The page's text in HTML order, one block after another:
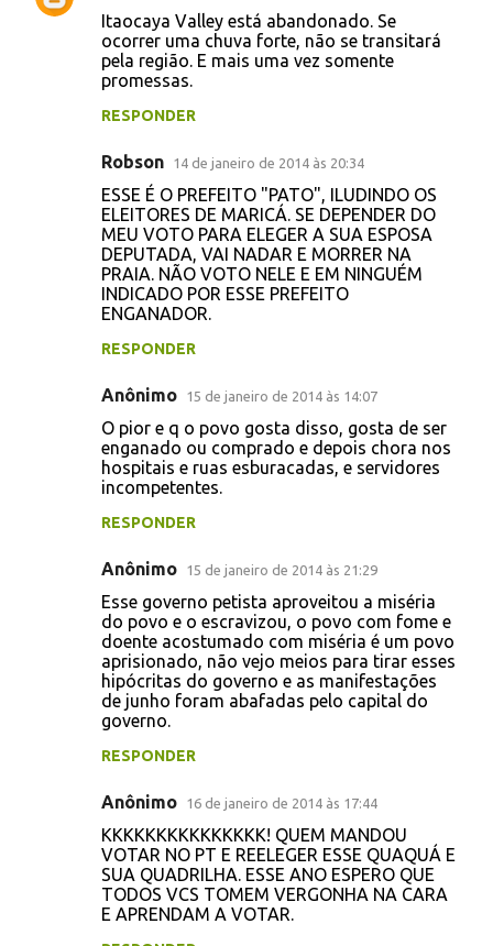
Itaocaya Valley está abandonado. Se
ocorrer uma chuva forte, não se transitará
pela região. E mais uma vez somente
promessas.
RESPONDER
Robson 14 de janeiro de 2014 às 20:34
ESSE É O PREFEITO "PATO", ILUDINDO OS
ELEITORES DE MARICÁ. SE DEPENDER DO
MEU VOTO PARA ELEGER A SUA ESPOSA
DEPUTADA, VAI NADAR E MORRER NA
PRAIA. NÃO VOTO NELE E EM NINGUÉM
INDICADO POR ESSE PREFEITO
ENGANADOR.
RESPONDER
Anônimo 15 de janeiro de 2014 às 14:07
O pior e q o povo gosta disso, gosta de ser
enganado ou comprado e depois chora nos
hospitais e ruas esburacadas, e servidores
incompetentes.
RESPONDER
Anônimo 15 de janeiro de 2014 às 21:29
Esse governo petista aproveitou a miséria
do povo e o escravizou, o povo com fome e
doente acostumado com miséria é um povo
aprisionado, não vejo meios para tirar esses
hipócritas do governo e as manifestações
de junho foram abafadas pelo capital do
governo.
RESPONDER
Anônimo 16 de janeiro de 2014 às 17:44
KKKKKKKKKKKKKKK! QUEM MANDOU
VOTAR NO PT E REELEGER ESSE QUAQUÁ E
SUA QUADRILHA. ESSE ANO ESPERO QUE
TODOS VCS TOMEM VERGONHA NA CARA
E APRENDAM A VOTAR.